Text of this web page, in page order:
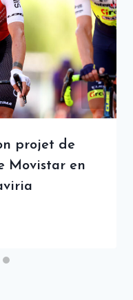
projet de
Movistar en